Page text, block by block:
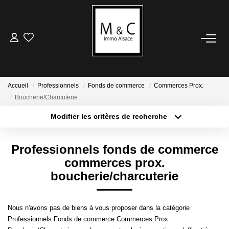
ACHETER
LOUER
VENDRE
Estimation En Ligne
ESTIMER
Avis De Valeur
Accueil Professionnels Fonds de commerce
Commerces Prox.
Boucherie/Charcuterie
Modifier les critères de recherche
Type de bien
Créer une alerte
Professionnels fonds de commerce
commerces prox.
boucherie/charcuterie
Nous n'avons pas de biens à vous proposer dans la catégorie
Professionnels Fonds de commerce Commerces Prox.